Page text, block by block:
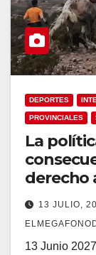
DEPORTES
PROVINCIALES
La
derecho
sobre
13 JULIO,
13 Junio